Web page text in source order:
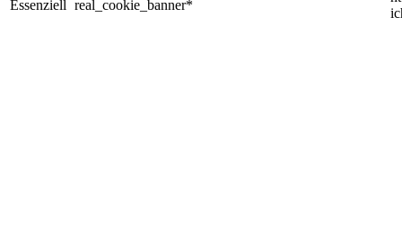
Essenziell real_cookie_banner*